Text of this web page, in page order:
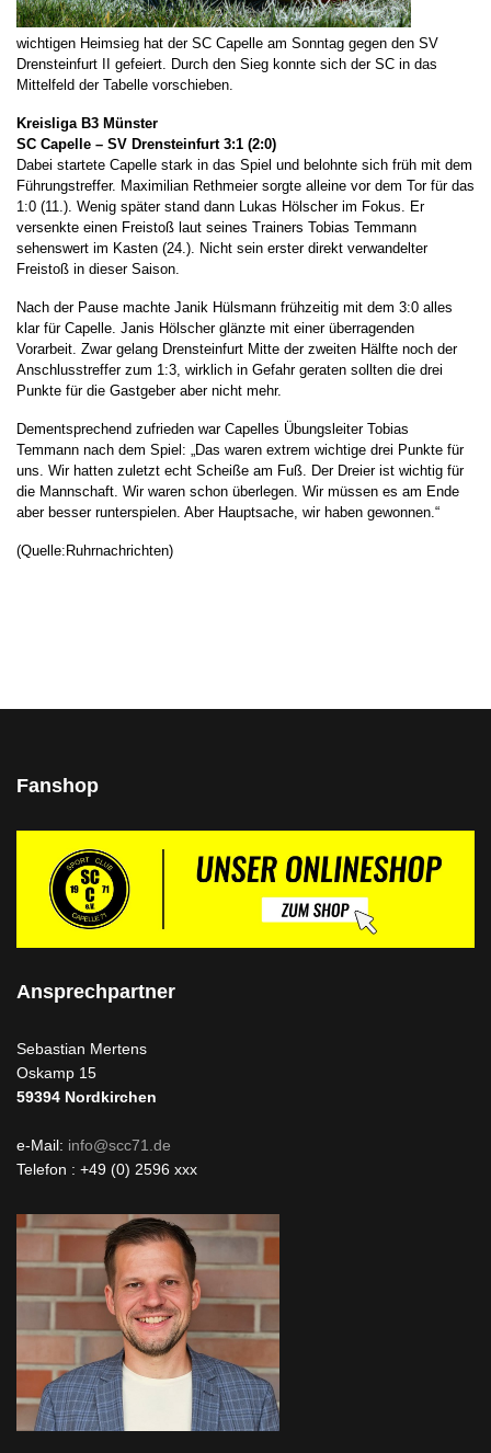
wichtigen Heimsieg hat der SC Capelle am Sonntag gegen den SV
Drensteinfurt II gefeiert. Durch den Sieg konnte sich der SC in das
Mittelfeld der Tabelle vorschieben.
Kreisliga B3 Münster
SC Capelle – SV Drensteinfurt 3:1 (2:0)
Dabei startete Capelle stark in das Spiel und belohnte sich früh mit dem
Führungstreffer. Maximilian Rethmeier sorgte alleine vor dem Tor für das
1:0 (11.). Wenig später stand dann Lukas Hölscher im Fokus. Er
versenkte einen Freistoß laut seines Trainers Tobias Temmann
sehenswert im Kasten (24.). Nicht sein erster direkt verwandelter
Freistoß in dieser Saison.
Nach der Pause machte Janik Hülsmann frühzeitig mit dem 3:0 alles
klar für Capelle. Janis Hölscher glänzte mit einer überragenden
Vorarbeit. Zwar gelang Drensteinfurt Mitte der zweiten Hälfte noch der
Anschlusstreffer zum 1:3, wirklich in Gefahr geraten sollten die drei
Punkte für die Gastgeber aber nicht mehr.
Dementsprechend zufrieden war Capelles Übungsleiter Tobias
Temmann nach dem Spiel: „Das waren extrem wichtige drei Punkte für
uns. Wir hatten zuletzt echt Scheiße am Fuß. Der Dreier ist wichtig für
die Mannschaft. Wir waren schon überlegen. Wir müssen es am Ende
aber besser runterspielen. Aber Hauptsache, wir haben gewonnen.“
(Quelle:Ruhrnachrichten)
Fanshop
Ansprechpartner
Sebastian Mertens
Oskamp 15
59394 Nordkirchen
e-Mail: info@scc71.de
Telefon : +49 (0) 2596 xxx